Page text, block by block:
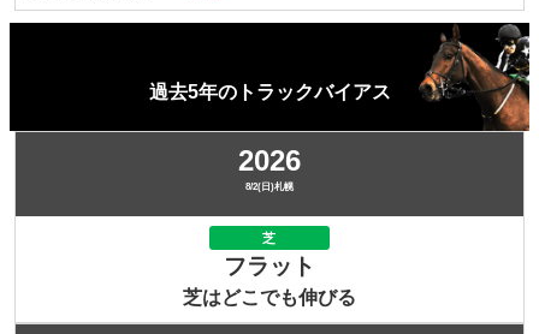
過去5年のトラックバイアス
2026
8/2(日)札幌
芝
フラット
芝はどこでも伸びる